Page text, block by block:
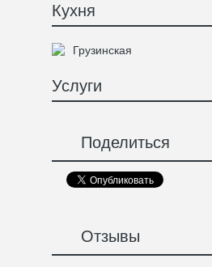
Кухня
Грузинская
Услуги
Поделиться
Отзывы